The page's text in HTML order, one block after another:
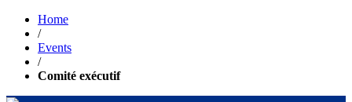
Home
/
Events
/
Comité exécutif